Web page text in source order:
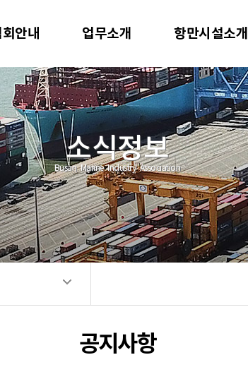
안내 업무소개 항만시설소개
소식정보
Busan Marine Industry Association
공지사항